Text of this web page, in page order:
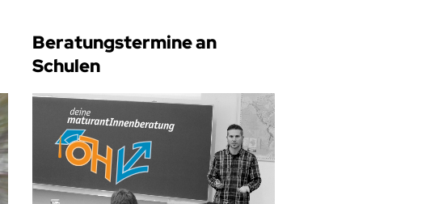
Beratungstermine an
Schulen